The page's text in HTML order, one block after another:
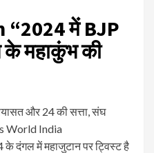
“2024 में BJP
के महाकुंभ की
और 24 की सत्ता, संघ
World India
दंगल में महाजुटान पर ट्विस्ट है